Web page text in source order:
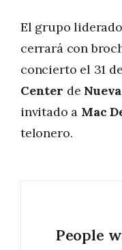
El grupo
cerrará con
concierto el 31
Center de
invitado a Mac
telonero.
People